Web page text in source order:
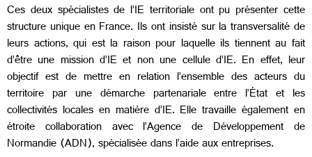
Ces deux spécialistes de l’IE territoriale ont pu présenter cette
structure unique en France. Ils ont insisté sur la transversalité de
leurs actions, qui est la raison pour laquelle ils tiennent au fait
d’être une mission d’IE et non une cellule d’IE. En effet, leur
objectif est de mettre en relation l’ensemble des acteurs du
territoire par une démarche partenariale entre l’État et les
collectivités locales en matière d’IE. Elle travaille également en
étroite collaboration avec l’Agence de Développement de
Normandie (ADN), spécialisée dans l’aide aux entreprises.